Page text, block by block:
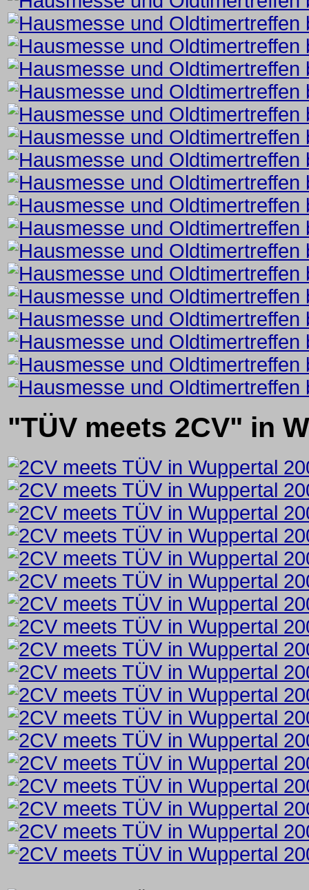
"TÜV meets 2CV" in